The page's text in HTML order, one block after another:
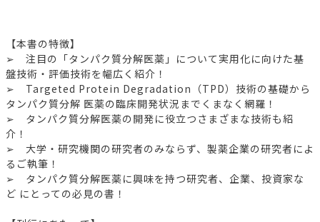
【本書の特徴】
➢ 注目の「タンパク質分解医薬」について実用化に向けた基
盤技術・評価技術を幅広く紹介！
➢ Targeted Protein Degradation（TPD）技術の基礎から
タンパク質分解 医薬の臨床開発状況までくまなく網羅！
➢ タンパク質分解医薬の開発に役立つさまざまな技術も紹
介！
➢ 大学・研究機関の研究者のみならず、製薬企業の研究者によ
るご執筆！
➢ タンパク質分解医薬に興味を持つ研究者、企業、投資家な
ど にとっての必見の書！